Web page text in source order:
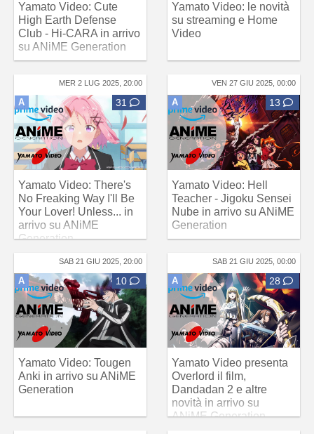
Yamato Video: Cute
High Earth Defense
Club - Hi-CARA in arrivo
su ANiME Generation
Yamato Video: le novità
su streaming e Home
Video
MER 2 LUG 2025, 20:00
A 31
Yamato Video: There's
No Freaking Way I'll Be
Your Lover! Unless... in
arrivo su ANiME
Generation
VEN 27 GIU 2025, 00:00
A 13
Yamato Video: Hell
Teacher - Jigoku Sensei
Nube in arrivo su ANiME
Generation
SAB 21 GIU 2025, 20:00
A 10
Yamato Video: Tougen
Anki in arrivo su ANiME
Generation
SAB 21 GIU 2025, 00:00
A 28
Yamato Video presenta
Overlord il film,
Dandadan 2 e altre
novità in arrivo su
ANiME Generation